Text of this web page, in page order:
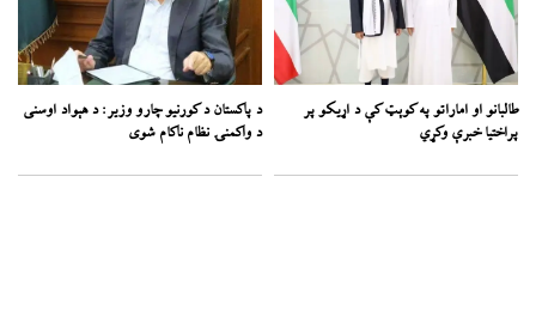
طالبانو او اماراتو په کوېټ کې د اړیکو پر
پراختیا خبرې وکړي
د پاکستان د کورنیو چارو وزیر: د هېواد اوسنی
د واکمنۍ نظام ناکام شوی